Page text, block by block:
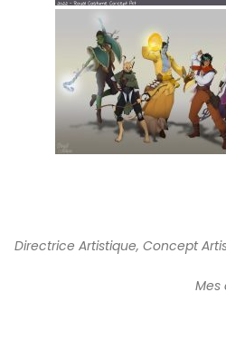
Directrice Artistique, Concept
Mes